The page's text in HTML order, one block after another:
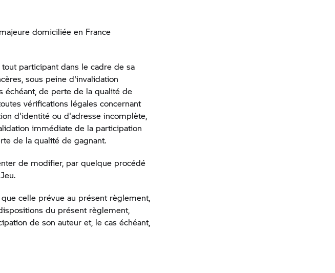
domiciliée en France
participant dans le cadre de sa
sous peine d'invalidation
échéant, de perte de la qualité de
vérifications légales concernant
d'identité ou d'adresse incomplète,
immédiate de la participation
de la qualité de gagnant.
de modifier, par quelque procédé
celle prévue au présent règlement,
du présent règlement,
de son auteur et, le cas échéant,